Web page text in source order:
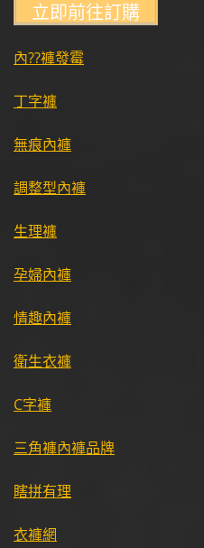
內??褲發霉
丁字褲
無痕內褲
調整型內褲
生理褲
孕婦內褲
情趣內褲
衛生衣褲
C字褲
三角褲內褲品牌
瞎拼有理
衣褲網